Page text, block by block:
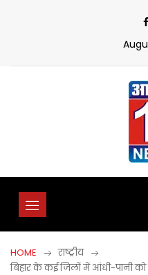
HOME
राष्ट्रीय
बिहार के कई जिलों में आंधी-पानी